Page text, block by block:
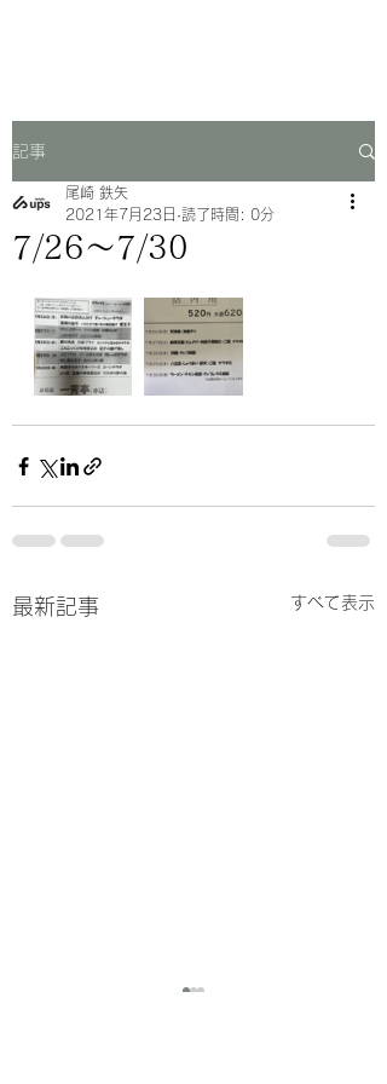
記事
7/26〜7/30
尾崎 鉄矢
2021年7月23日 読了時間: 0分
最新記事 すべて表示